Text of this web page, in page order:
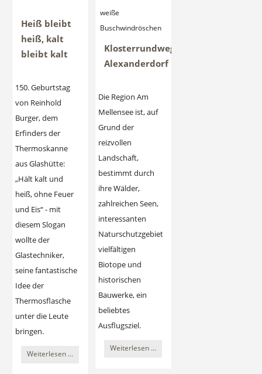
Heiß bleibt
heiß, kalt
bleibt kalt
150. Geburtstag
von Reinhold
Burger, dem
Erfinders der
Thermoskanne
aus Glashütte:
„Hält kalt und
heiß, ohne Feuer
und Eis“ - mit
diesem Slogan
wollte der
Glastechniker,
seine fantastische
Idee der
Thermosflasche
unter die Leute
bringen.
Weiterlesen …
weiße
Buschwindröschen
Klosterrundweg
Alexanderdorf
Die Region Am
Mellensee ist, auf
Grund der
reizvollen
Landschaft,
bestimmt durch
ihre Wälder,
zahlreichen Seen,
interessanten
Naturschutzgebiete,
vielfältigen
Biotope und
historischen
Bauwerke, ein
beliebtes
Ausflugsziel.
Weiterlesen …